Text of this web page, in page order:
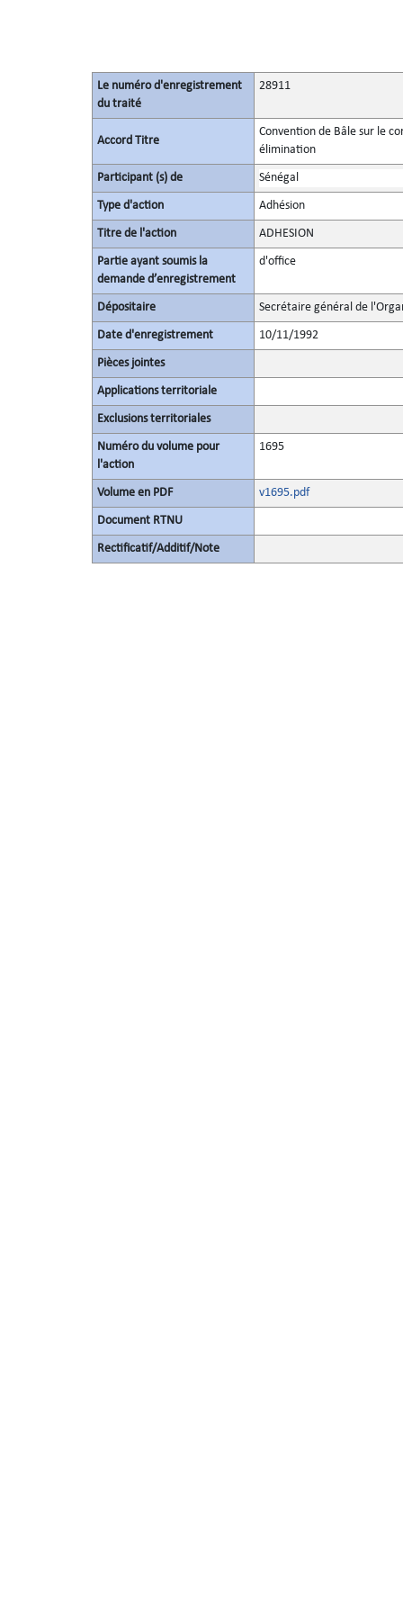
Le numéro d'enregistrement
du traité
28911
Accord Titre
Convention de Bâle sur le
élimination
Participant (s) de Sénégal
Type d'action Adhésion
Titre de l'action ADHESION
Partie ayant soumis la
demande d’enregistrement
d'office
Dépositaire Secrétaire général de
Date d'enregistrement 10/11/1992
Pièces jointes
Applications territoriale
Exclusions territoriales
Numéro du volume pour
l'action
1695
Volume en PDF v1695.pdf
Document RTNU
Rectificatif/Additif/Note